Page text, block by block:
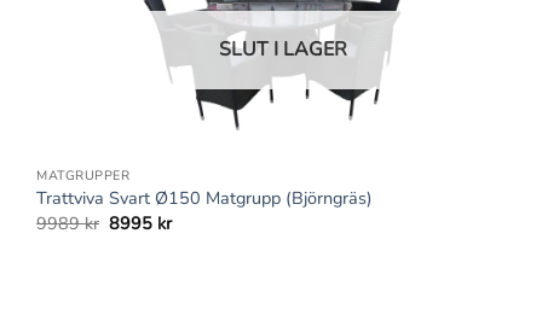
SLUT I LAGER
MATGRUPPER
Trattviva Svart Ø150 Matgrupp (Björngräs)
9989kr Det
ursprungliga
8995 krDet